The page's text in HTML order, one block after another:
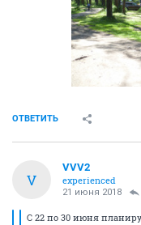
ОТВЕТИТЬ
V
VVV2
experienced
21 июня 2018
С 22 по 30 июня